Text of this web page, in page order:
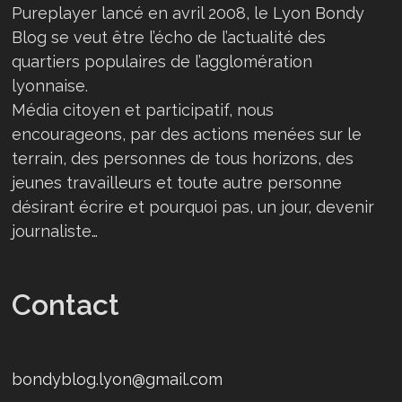
Pureplayer lancé en avril 2008, le Lyon Bondy
Blog se veut être l’écho de l’actualité des
quartiers populaires de l’agglomération
lyonnaise.
Média citoyen et participatif, nous
encourageons, par des actions menées sur le
terrain, des personnes de tous horizons, des
jeunes travailleurs et toute autre personne
désirant écrire et pourquoi pas, un jour, devenir
journaliste…
Contact
bondyblog.lyon@gmail.com